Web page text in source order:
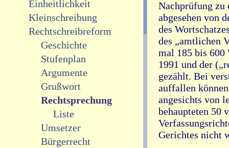
Einheitlichkeit
Kleinschreibung
Rechtschreibreform
Geschichte
Stufenplan
Argumente
Grußwort
Rechtsprechung
Liste
Umsetzer
Bürgerrecht
Nachprüfung zu
abgesehen von
des
des „amtlichen
mal 185 bis 600
1991 und der
gezählt. Bei
auffallen
angesichts von
behaupteten 50
Gerichtes nicht